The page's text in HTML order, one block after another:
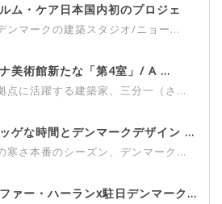
ム・ケア日本国内初のプロジェ
ンマークの建築スタジオ/ニョー...
美術館新たな「第4室」/ A ...
点に活躍する建築家、三分一（さ...
ゲな時間とデンマークデザイン ...
寒さ本番のシーズン、デンマーク...
ァー・ハーランx駐日デンマーク...